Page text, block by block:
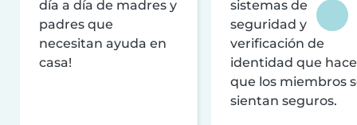
día a día de madres y
padres que
necesitan ayuda en
casa!
sistemas de
seguridad y
verificación de
identidad que
que los miembros
sientan seguros.